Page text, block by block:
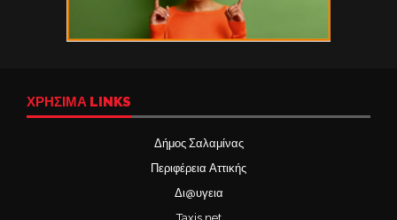
ΧΡΉΣΙΜΑ LINKS
Δήμος Σαλαμίνας
Περιφέρεια Αττικής
Δι@υγεια